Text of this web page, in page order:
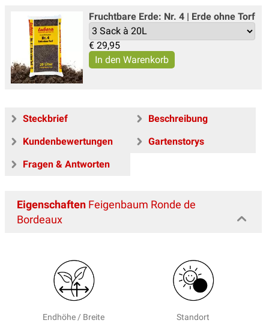
Fruchtbare Erde: Nr. 4 | Erde ohne Torf
€ 29,95
Steckbrief
Beschreibung
Kundenbewertungen
Gartenstorys
Fragen & Antworten
Eigenschaften Feigenbaum Ronde de
Bordeaux
Endhöhe / Breite Standort